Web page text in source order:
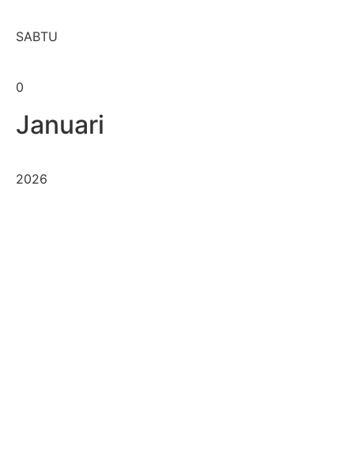
SABTU
0
Januari
2026